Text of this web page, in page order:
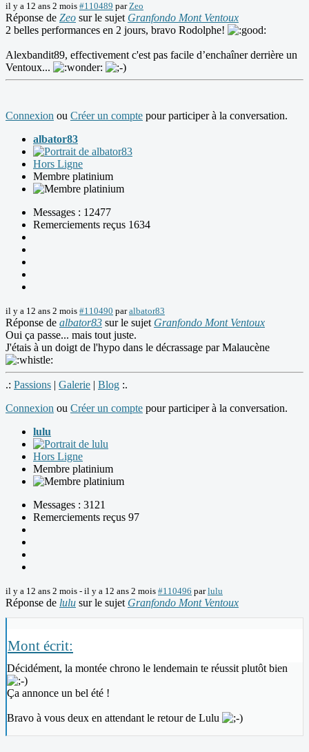
il y a 12 ans 2 mois #110489 parZeo
Réponse de Zeo sur le sujet Granfondo Mont Ventoux
2 belles performances en 2 jours, bravo Rodolphe!
Alexbandit89, effectivement c'est pas facile d’enchaîner derrière un
Ventoux...
Connexion ou Créer un compte pour participer à la conversation.
albator83
Hors Ligne
Membre platinium
Messages : 12477
Remerciements reçus 1634
il y a 12 ans 2 mois #110490 paralbator83
Réponse de albator83 sur le sujet Granfondo Mont Ventoux
Oui ça passe... mais tout juste.
J'étais à un doigt de l'hypo dans le décrassage par Malaucène
.: Passions | Galerie | Blog :.
Connexion ou Créer un compte pour participer à la conversation.
lulu
Hors Ligne
Membre platinium
Messages : 3121
Remerciements reçus 97
il y a 12 ans 2 mois - il y a 12 ans 2 mois #110496 parlulu
Réponse de lulu sur le sujet Granfondo Mont Ventoux
Mont écrit:
Décidément, la montée chrono le lendemain te réussit plutôt bien
Ça annonce un bel été !
Bravo à vous deux en attendant le retour de Lulu